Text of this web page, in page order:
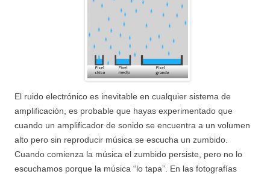
El ruido electrónico es inevitable en cualquier sistema de
amplificación, es probable que hayas experimentado que
cuando un amplificador de sonido se encuentra a un volumen
alto pero sin reproducir música se escucha un zumbido.
Cuando comienza la música el zumbido persiste, pero no lo
escuchamos porque la música “lo tapa”. En las fotografías